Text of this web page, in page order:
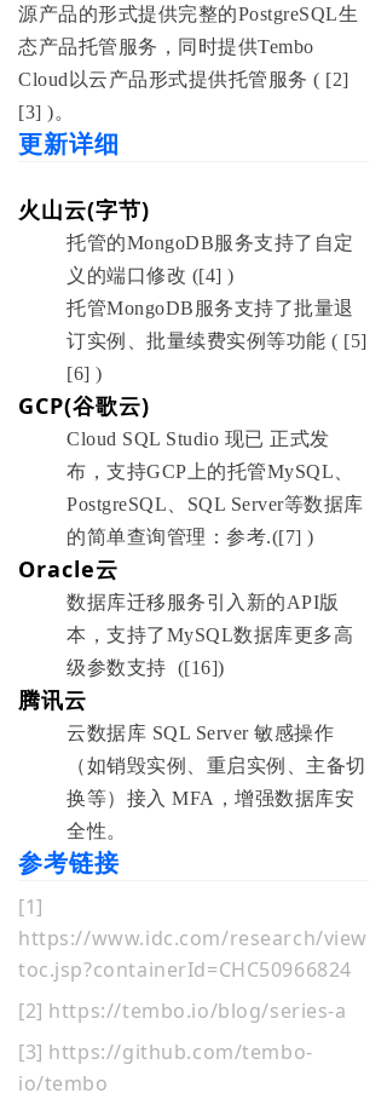
源产品的形式提供完整的PostgreSQL生
态产品托管服务，同时提供Tembo
Cloud以云产品形式提供托管服务 ( [2]
[3] )。
更新详细
火山云(字节)
托管的MongoDB服务支持了自定
义的端口修改 ([4] )
托管MongoDB服务支持了批量退
订实例、批量续费实例等功能 ( [5]
[6] )
GCP(谷歌云)
Cloud SQL Studio 现已 正式发
布，支持GCP上的托管MySQL、
PostgreSQL、SQL Server等数据库
的简单查询管理：参考.([7] )
Oracle云
数据库迁移服务引入新的API版
本，支持了MySQL数据库更多高
级参数支持 ([16])
腾讯云
云数据库 SQL Server 敏感操作
（如销毁实例、重启实例、主备切
换等）接入 MFA，增强数据库安
全性。
参考链接
[1]
https://www.idc.com/research/view
toc.jsp?containerId=CHC50966824
[2] https://tembo.io/blog/series-a
[3] https://github.com/tembo-
io/tembo